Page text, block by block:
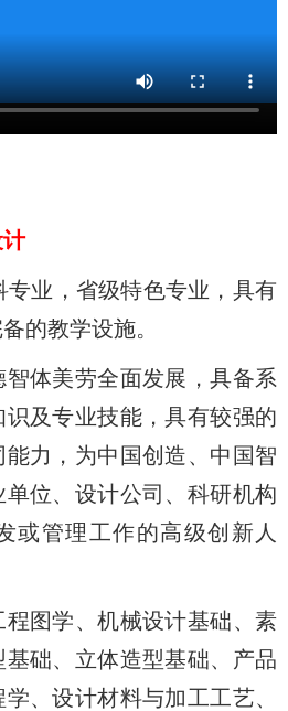
专业，省级特色专业，具有
的教学设施。
智体美劳全面发展，具备系
及专业技能，具有较强的
力，为中国创造、中国智
位、设计公司、科研机构
或管理工作的高级创新人
程图学、机械设计基础、素
础、立体造型基础、产品
、设计材料与加工工艺、